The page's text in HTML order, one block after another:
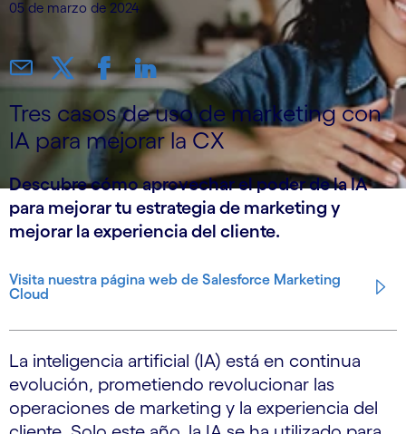
05 de marzo de 2024
Tres casos de uso de marketing con
IA para mejorar la CX
Descubre cómo aprovechar el poder de la IA
para mejorar tu estrategia de marketing y
mejorar la experiencia del cliente.
Visita nuestra página web de Salesforce Marketing
Cloud
La inteligencia artificial (IA) está en continua
evolución, prometiendo revolucionar las
operaciones de marketing y la experiencia del